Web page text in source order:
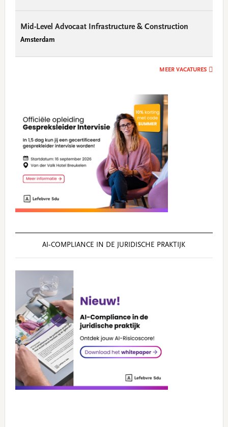
Mid-Level Advocaat Infrastructure & Construction
Amsterdam
MEER VACATURES
AI‑COMPLIANCE IN DE JURIDISCHE PRAKTIJK